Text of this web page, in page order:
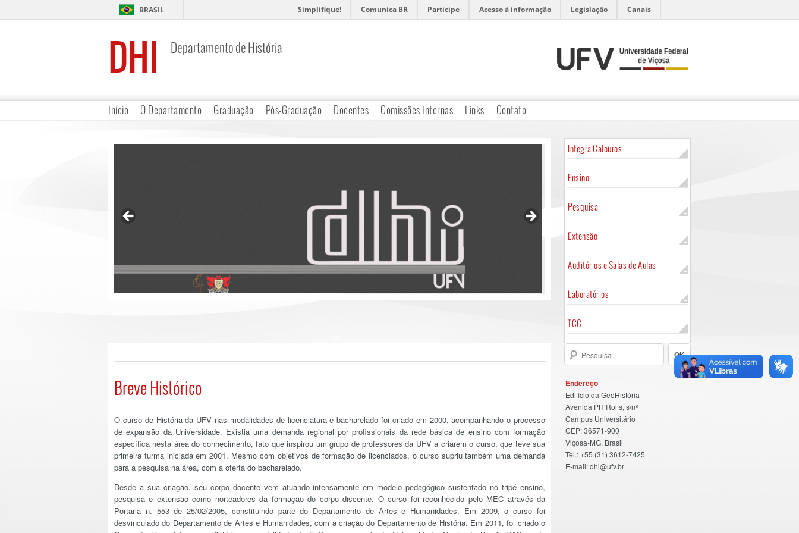
BRASIL Simplifique! Comunica BR Participe Acesso à informação Legislação Canais
DHI Departamento de História
Início O Departamento Graduação Pós-Graduação Docentes Comissões Internas Links Contato
Integra Calouros
Ensino
Pesquisa
Extensão
Auditórios e Salas de Aulas
Laboratórios
TCC
Endereço
Edifício da GeoHistória
Avenida PH Rolfs, s/nº
Campus Universitário
CEP: 36571-900
Viçosa-MG, Brasil
Tel.: +55 (31) 3612-7425
E-mail: dhi@ufv.br
Breve Histórico
O curso de História da UFV nas modalidades de licenciatura e bacharelado foi criado em 2000, acompanhando o processo
de expansão da Universidade. Existia uma demanda regional por profissionais da rede básica de ensino com formação
específica nesta área do conhecimento, fato que inspirou um grupo de professores da UFV a criarem o curso, que teve sua
primeira turma iniciada em 2001. Mesmo com objetivos de formação de licenciados, o curso supriu também uma demanda
para a pesquisa na área, com a oferta do bacharelado.
Desde a sua criação, seu corpo docente vem atuando intensamente em modelo pedagógico sustentado no tripé ensino,
pesquisa e extensão como norteadores da formação do corpo discente. O curso foi reconhecido pelo MEC através da
Portaria n. 553 de 25/02/2005, constituindo parte do Departamento de Artes e Humanidades. Em 2009, o curso foi
desvinculado do Departamento de Artes e Humanidades, com a criação do Departamento de História. Em 2011, foi criado o